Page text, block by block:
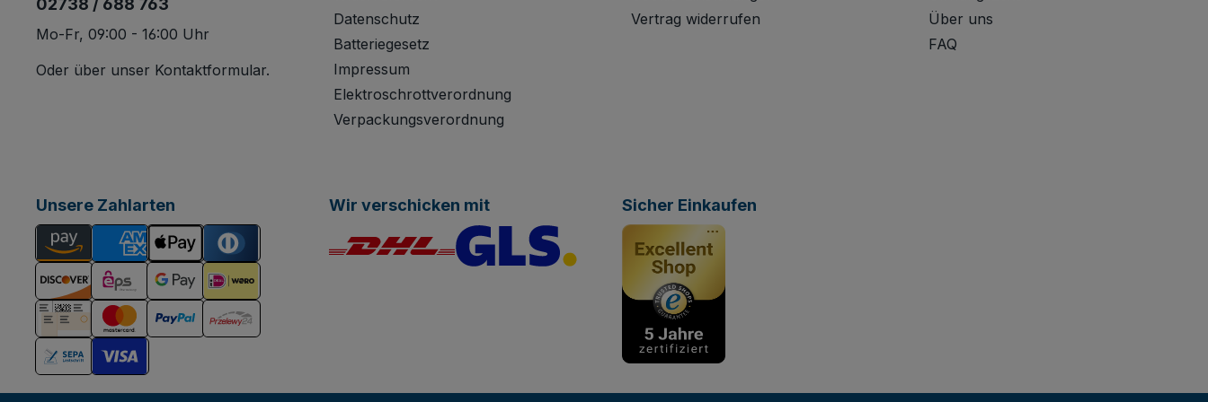
02738 / 688 763
Mo-Fr, 09:00 - 16:00 Uhr
Oder über unser Kontaktformular.
Datenschutz
Batteriegesetz
Impressum
Elektroschrottverordnung
Verpackungsverordnung
Vertrag widerrufen
Über uns
FAQ
Unsere Zahlarten Wir verschicken mit Sicher Einkaufen